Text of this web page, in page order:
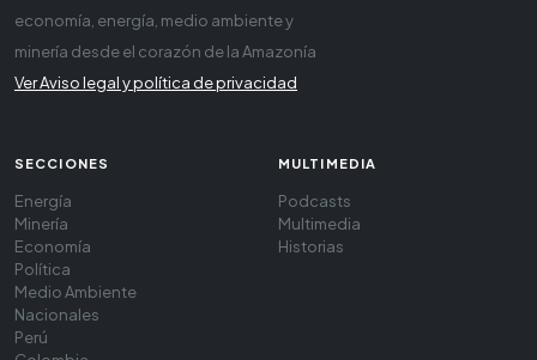
economía, energía, medio ambiente y
minería desde el corazón de la Amazonía
Ver Aviso legal y política de privacidad
SECCIONES
Energía
Minería
Economía
Política
Medio Ambiente
Nacionales
Perú
MULTIMEDIA
Podcasts
Multimedia
Historias